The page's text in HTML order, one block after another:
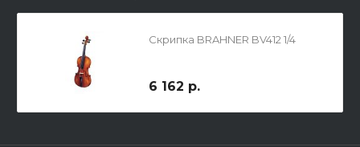
Скрипка BRAHNER BV412 1/4
6 162 р.